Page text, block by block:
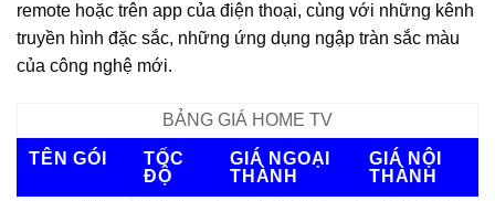
remote hoặc trên app của điện thoại, cùng với những kênh
truyền hình đặc sắc, những ứng dụng ngập tràn sắc màu
của công nghệ mới.
BẢNG GIÁ HOME TV
TÊN GÓI
TỐC
ĐỘ
GIÁ NGOẠI
THÀNH
GIÁ NỘI
THÀNH